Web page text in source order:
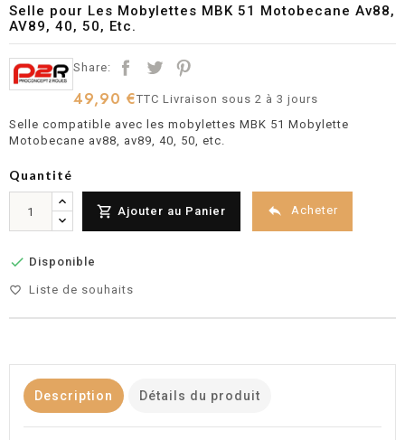
Selle pour Les Mobylettes MBK 51 Motobecane Av88,
AV89, 40, 50, Etc.
Share:
49,90 €TTCLivraison sous 2 à 3 jours
Selle compatible avec les mobylettes MBK 51 Mobylette
Motobecane av88, av89, 40, 50, etc.
Quantité
 Ajouter au Panier  Acheter
 Disponible
favorite_border Liste de souhaits
Description Détails du produit